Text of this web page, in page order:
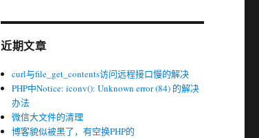
近期文章
curl与file_get_contents访问远程接口慢的解决
PHP中Notice: iconv(): Unknown error (84) 的解决
办法
微信大文件的清理
博客貌似被黑了，有空换PHP的